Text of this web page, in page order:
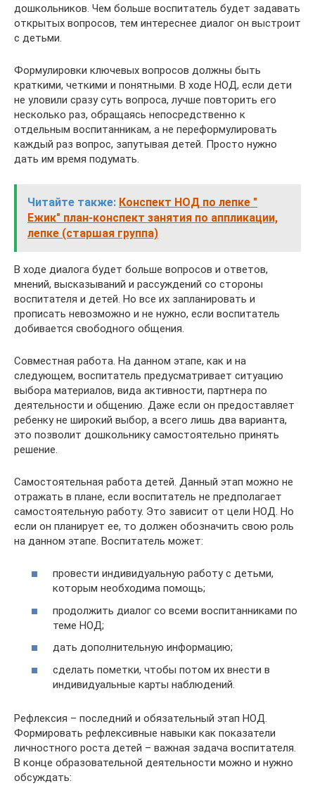
дошкольников. Чем больше воспитатель будет задавать
открытых вопросов, тем интереснее диалог он выстроит
с детьми.
Формулировки ключевых вопросов должны быть
краткими, четкими и понятными. В ходе НОД, если дети
не уловили сразу суть вопроса, лучше повторить его
несколько раз, обращаясь непосредственно к
отдельным воспитанникам, а не переформулировать
каждый раз вопрос, запутывая детей. Просто нужно
дать им время подумать.
Читайте также: Конспект НОД по лепке "
Ежик" план-конспект занятия по аппликации,
лепке (старшая группа)
В ходе диалога будет больше вопросов и ответов,
мнений, высказываний и рассуждений со стороны
воспитателя и детей. Но все их запланировать и
прописать невозможно и не нужно, если воспитатель
добивается свободного общения.
Совместная работа. На данном этапе, как и на
следующем, воспитатель предусматривает ситуацию
выбора материалов, вида активности, партнера по
деятельности и общению. Даже если он предоставляет
ребенку не широкий выбор, а всего лишь два варианта,
это позволит дошкольнику самостоятельно принять
решение.
Самостоятельная работа детей. Данный этап можно не
отражать в плане, если воспитатель не предполагает
самостоятельную работу. Это зависит от цели НОД. Но
если он планирует ее, то должен обозначить свою роль
на данном этапе. Воспитатель может:
провести индивидуальную работу с детьми,
которым необходима помощь;
продолжить диалог со всеми воспитанниками по
теме НОД;
дать дополнительную информацию;
сделать пометки, чтобы потом их внести в
индивидуальные карты наблюдений.
Рефлексия – последний и обязательный этап НОД.
Формировать рефлексивные навыки как показатели
личностного роста детей – важная задача воспитателя.
В конце образовательной деятельности можно и нужно
обсуждать: